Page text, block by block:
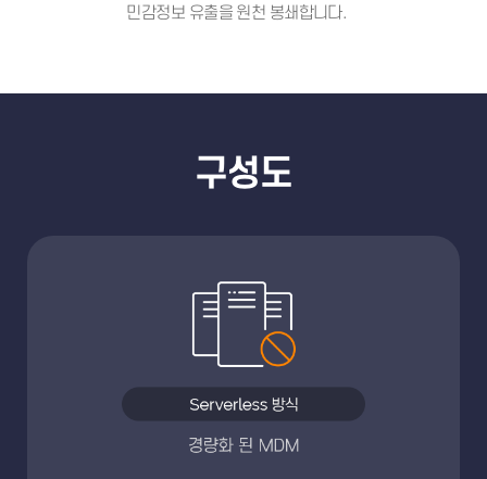
민감정보 유출을 원천 봉쇄합니다.
구성도